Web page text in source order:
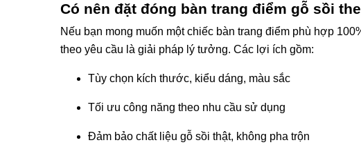
Có nên đặt đóng bàn trang điểm gỗ sồi
Nếu bạn mong muốn một chiếc bàn trang điểm phù hợp
theo yêu cầu là giải pháp lý tưởng. Các lợi ích gồm:
Tùy chọn kích thước, kiểu dáng, màu sắc
Tối ưu công năng theo nhu cầu sử dụng
Đảm bảo chất liệu gỗ sồi thật, không pha trộn